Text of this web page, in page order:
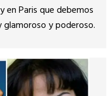
en Paris que debemos
y poderoso.